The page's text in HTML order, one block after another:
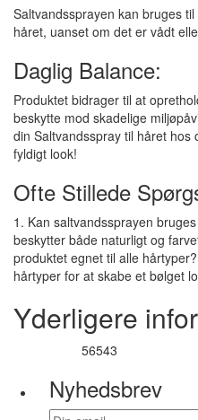
Saltvandssprayen kan bruges
håret, uanset om det er vådt
Daglig Balance:
Produktet bidrager til at
beskytte mod skadelige
din Saltvandsspray til håret hos
fyldigt look!
Ofte Stillede
1. Kan saltvandssprayen
beskytter både naturligt og
produktet egnet til alle
hårtyper for at skabe et bølget
Yderligere
56543
Nyhedsbrev